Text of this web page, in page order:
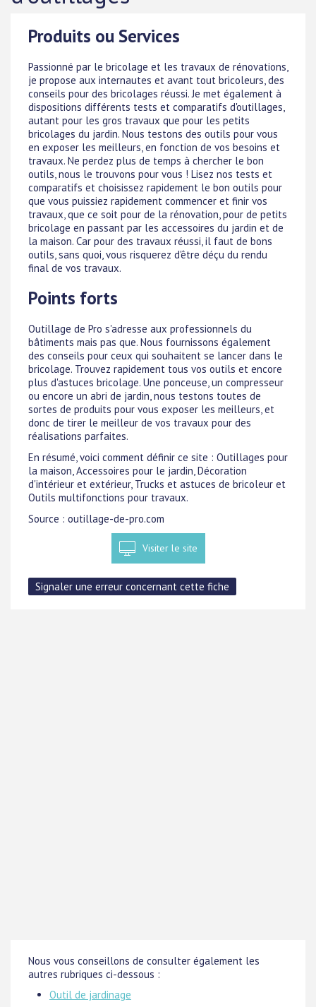
Produits ou Services
Passionné par le bricolage et les travaux de rénovations,
je propose aux internautes et avant tout bricoleurs, des
conseils pour des bricolages réussi. Je met également à
dispositions différents tests et comparatifs d'outillages,
autant pour les gros travaux que pour les petits
bricolages du jardin. Nous testons des outils pour vous
en exposer les meilleurs, en fonction de vos besoins et
travaux. Ne perdez plus de temps à chercher le bon
outils, nous le trouvons pour vous ! Lisez nos tests et
comparatifs et choisissez rapidement le bon outils pour
que vous puissiez rapidement commencer et finir vos
travaux, que ce soit pour de la rénovation, pour de petits
bricolage en passant par les accessoires du jardin et de
la maison. Car pour des travaux réussi, il faut de bons
outils, sans quoi, vous risquerez d'être déçu du rendu
final de vos travaux.
Points forts
Outillage de Pro s'adresse aux professionnels du
bâtiments mais pas que. Nous fournissons également
des conseils pour ceux qui souhaitent se lancer dans le
bricolage. Trouvez rapidement tous vos outils et encore
plus d'astuces bricolage. Une ponceuse, un compresseur
ou encore un abri de jardin, nous testons toutes de
sortes de produits pour vous exposer les meilleurs, et
donc de tirer le meilleur de vos travaux pour des
réalisations parfaites.
En résumé, voici comment définir ce site : Outillages pour
la maison, Accessoires pour le jardin, Décoration
d'intérieur et extérieur, Trucks et astuces de bricoleur et
Outils multifonctions pour travaux.
Source : outillage-de-pro.com
Visiter le site
Nous vous conseillons de consulter également les
autres rubriques ci-dessous :
Outil de jardinage